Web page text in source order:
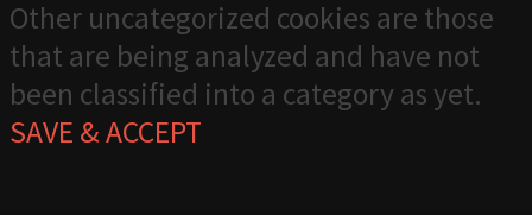
Other uncategorized cookies are those
that are being analyzed and have not
been classified into a category as yet.
SAVE & ACCEPT